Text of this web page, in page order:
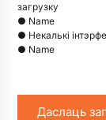
загрузку
● Name
● Некалькі
● Name
Даслаць